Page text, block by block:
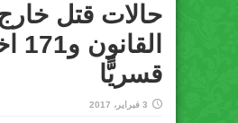
حالات قتل
قسريًّا
3 فبراير، 2017